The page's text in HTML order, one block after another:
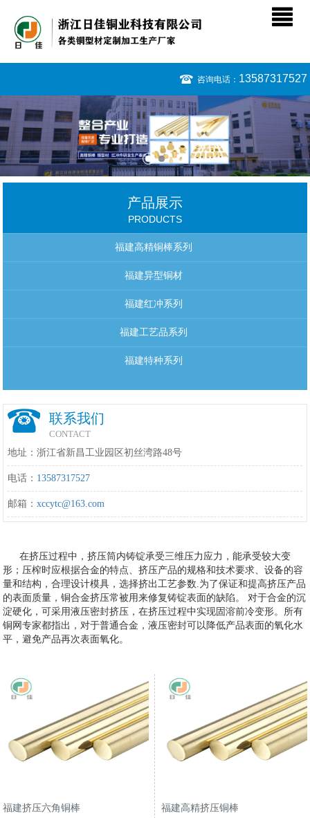
咨询电话： 13587317527
产品展示
PRODUCTS
福建高精铜棒系列
福建异型铜材
福建红冲系列
福建工艺品系列
福建特种系列
联系我们
CONTACT
地址：浙江省新昌工业园区初丝湾路48号
电话： 13587317527
邮箱：xccytc@163.com
在挤压过程中，挤压筒内铸锭承受三维压力应力，能承受较大变
形；压榨时应根据合金的特点、挤压产品的规格和技术要求、设备的容
量和结构，合理设计模具，选择挤出工艺参数.为了保证和提高挤压产品
的表面质量，铜合金挤压常被用来修复铸锭表面的缺陷。 对于合金的沉
淀硬化，可采用液压密封挤压，在挤压过程中实现固溶前冷变形。所有
铜网专家都指出，对于普通合金，液压密封可以降低产品表面的氧化水
平，避免产品再次表面氧化。
福建挤压六角铜棒 福建高精挤压铜棒